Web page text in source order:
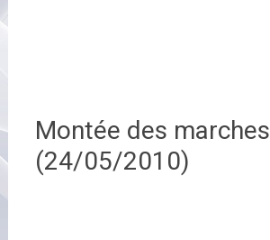
Montée des marches
(24/05/2010)